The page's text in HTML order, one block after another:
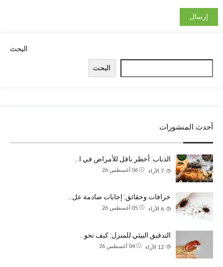
البحث
البحث
أحدث المنشورات
الذباب: أخطر ناقل للأمراض في ا…
06 أغسطس 26 الآراء
خرافات وحقائق: إجابات صادمة عل…
05 أغسطس 26 الآراء
التدقيق البيئي للمنزل: كيف تحو…
04 أغسطس 26 الآراء